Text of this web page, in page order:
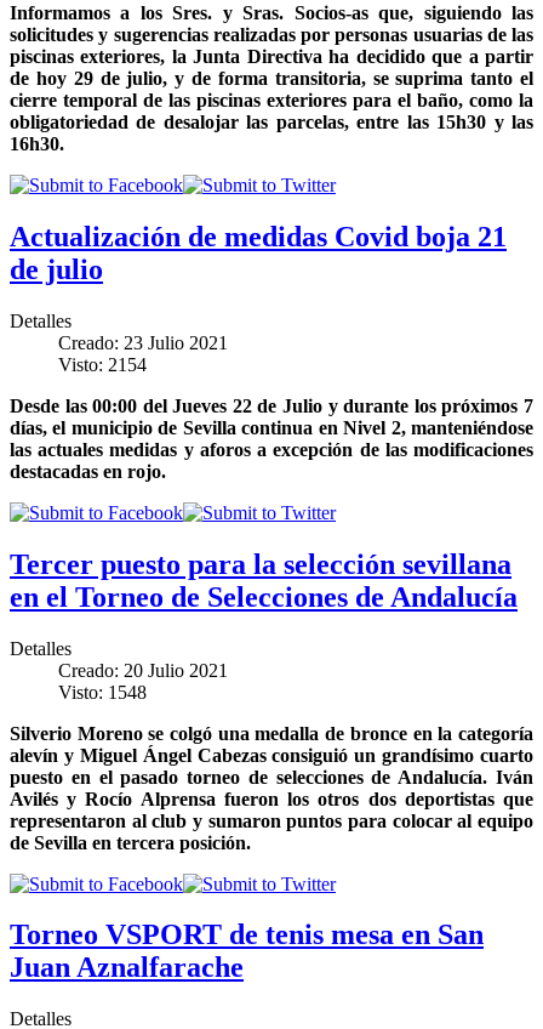
Informamos a los Sres. y Sras. Socios-as que, siguiendo las
solicitudes y sugerencias realizadas por personas usuarias de las
piscinas exteriores, la Junta Directiva ha decidido que a partir
de hoy 29 de julio, y de forma transitoria, se suprima tanto el
cierre temporal de las piscinas exteriores para el baño, como la
obligatoriedad de desalojar las parcelas, entre las 15h30 y las
16h30.
Actualización de medidas Covid boja 21
de julio
Detalles
Creado: 23 Julio 2021
Visto: 2154
Desde las 00:00 del Jueves 22 de Julio y durante los próximos 7
días, el municipio de Sevilla continua en Nivel 2, manteniéndose
las actuales medidas y aforos a excepción de las modificaciones
destacadas en rojo.
Tercer puesto para la selección sevillana
en el Torneo de Selecciones de Andalucía
Detalles
Creado: 20 Julio 2021
Visto: 1548
Silverio Moreno se colgó una medalla de bronce en la categoría
alevín y Miguel Ángel Cabezas consiguió un grandísimo cuarto
puesto en el pasado torneo de selecciones de Andalucía. Iván
Avilés y Rocío Alprensa fueron los otros dos deportistas que
representaron al club y sumaron puntos para colocar al equipo
de Sevilla en tercera posición.
Torneo VSPORT de tenis mesa en San
Juan Aznalfarache
Detalles